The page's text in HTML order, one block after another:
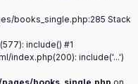
books_single.php:285 Stack
include() #1
index.php(200): include('...')